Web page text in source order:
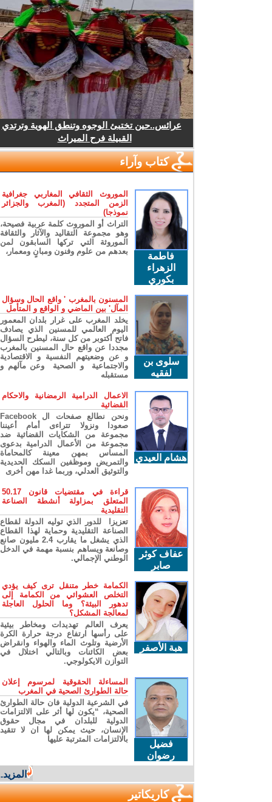
عرائس..حين تختبئ الوجوه وتنطق الهوية وترتدي
القبيلة فرح الميراث
كتاب وآراء
فاطمة
الزهراء
بكوري
الموروث الثقافي المغاربي جغرافية
الزمن المتجدد (المغرب والجزائر
نموذجا)
التراث أو الموروث كلمة عربية فصيحة،
وهو مجموعة التقاليد والآثار والثقافة
الموروثة التي تركها السابقون لمن
بعدهم من علوم وفنون ومبانٍ ومعمار،
سلوى بن
لفقيه
المسنون بالمغرب ' واقع الحال وسؤال
المآل' بين الماضي و الواقع و المتأمل
يخلد المغرب على غرار بلدان المعمور
اليوم العالمي للمسنين الذي يصادف
فاتح أكتوبر من كل سنة، ليطرح السؤال
مجددا عن واقع حال المسنين بالمغرب
و عن وضعيتهم النفسية و الاقتصادية
والاجتماعية و الصحية وعن مآلهم و
مستقبله
هشام العيدي
الاعمال الدرامية الرمضانية والاحكام
القضائية
ونحن نطالع صفحات ال Facebook
صعودا ونزولا تتراءى أمام أعيننا
مجموعة من الشكايات القضائية ضد
مجموعة من الأعمال الدرامية بدعوى
المساس بمهن معينة كالمحاماة
والتمريض وموظفين السكك الحديدية
والتوثيق العدلي، وربما غدا مهن أخرى
عفاف كوثر
صابر
قراءة في مقتضيات قانون 50.17
المتعلق بمزاولة أنشطة الصناعة
التقليدية
تعزيزا للدور الذي توليه الدولة لقطاع
الصناعة التقليدية وحماية لهذا القطاع
الذي يشغل ما يقارب 2.4 مليون صانع
وصانعة ويساهم بنسبة مهمة في الدخل
الوطني الإجمالي.
هبة الأصفر
الكمامة خطر متنقل ترى كيف يؤدي
التخلص العشوائي من الكمامة إلى
تدهور البيئة؟ وما الحلول العاجلة
لمعالجة المشكل؟
يعرف العالم تهديدات ومخاطر بيئية
على رأسها ارتفاع درجة حرارة الكرة
الأرضية وتلوث الماء والهواء وانقراض
بعض الكائنات وبالتالي اختلال في
التوازن الايكولوجي.
فضيل
رضوان
المساءلة الحقوقية لمرسوم إعلان
حالة الطوارئ الصحية في المغرب
في الشرعية الدولية فان حالة الطوارئ
الصحية، “يكون لها أثر على الالتزامات
الدولية للبلدان في مجال حقوق
الإنسان، حيث يمكن لها ان لا تتقيد
بالالتزامات المترتبة عليها
المزيد...
كاريكاتير